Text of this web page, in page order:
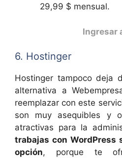
29,99 $ mensual.
Ingresar
6. Hostinger
Hostinger tampoco deja
alternativa a
reemplazar con este
son muy asequibles y
atractivas para la
trabajas con WordPress
opción, porque te